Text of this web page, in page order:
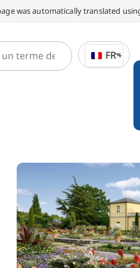
was automatically translated
FR